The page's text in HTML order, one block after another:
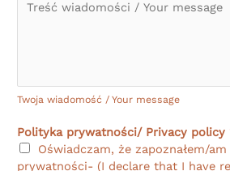
o
ć
/
Y
Twoja wiadomość / Your message
Polityka prywatności/ Privacy policy
Oświadczam, że zapoznałem/
prywatności- (I declare that I have